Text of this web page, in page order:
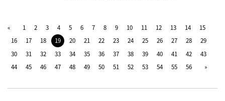
1 2 3 4 5 6 7 8 9 10 11 12 13 14
15
16
17 18 19 20 21 22 23 24 25 26 27 28
29
30
31 32 33 34 35 36 37 38 39 40 41 42
43
44
45 46 47 48 49 50 51 52 53 54 55 56